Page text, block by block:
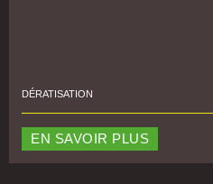
DÉRATISATION
EN SAVOIR PLUS